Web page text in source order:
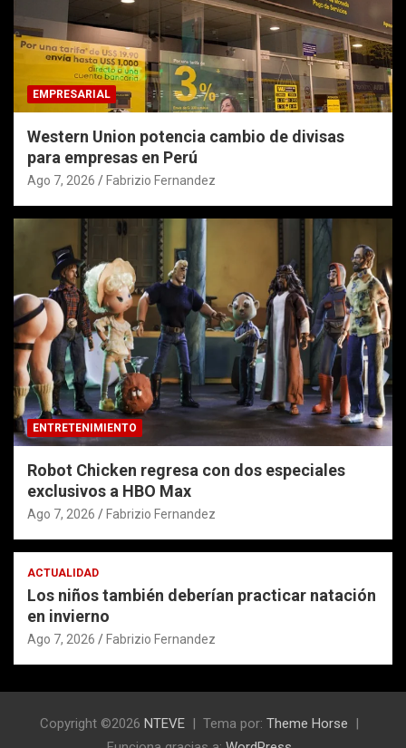
EMPRESARIAL
Western Union potencia cambio de divisas
para empresas en Perú
Ago 7, 2026 Fabrizio Fernandez
ENTRETENIMIENTO
Robot Chicken regresa con dos especiales
exclusivos a HBO Max
Ago 7, 2026 Fabrizio Fernandez
ACTUALIDAD
Los niños también deberían practicar natación
en invierno
Ago 7, 2026 Fabrizio Fernandez
Copyright ©2026 NTEVE Tema por: Theme Horse